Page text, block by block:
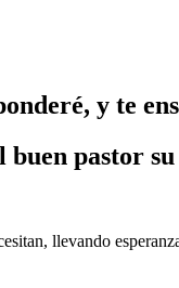
y te
buen pastor
llevando